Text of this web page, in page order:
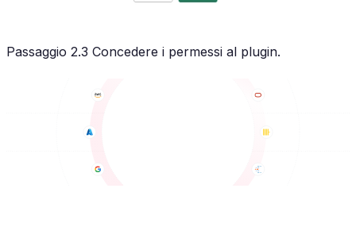
Passaggio 2.3 Concedere i permessi al plugin.